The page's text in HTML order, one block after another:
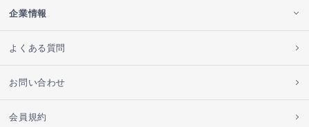
企業情報
よくある質問
お問い合わせ
会員規約